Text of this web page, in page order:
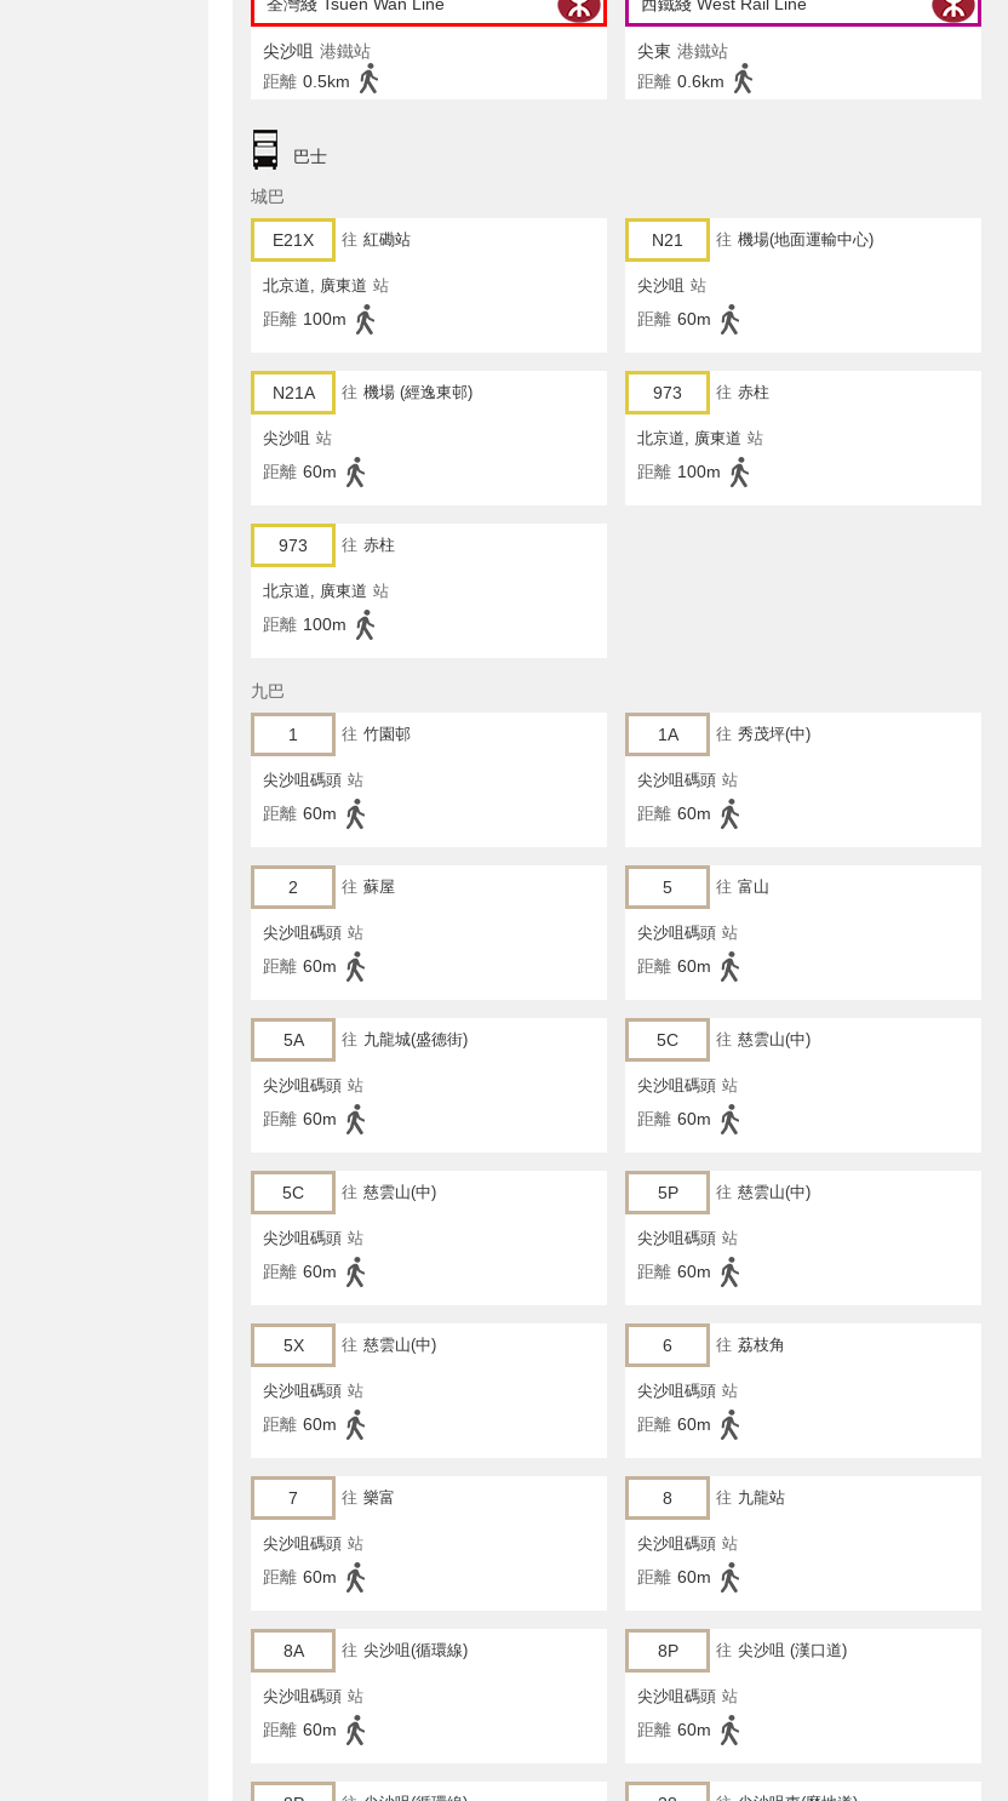
尖沙咀 港鐵站
距離 0.5km
尖東 港鐵站
距離 0.6km
巴士
城巴
E21X 往 紅磡站
北京道, 廣東道 站
距離 100m
N21 往 機場(地面運輸中心)
尖沙咀 站
距離 60m
N21A 往 機場 (經逸東邨)
尖沙咀 站
距離 60m
973 往 赤柱
北京道, 廣東道 站
距離 100m
973 往 赤柱
北京道, 廣東道 站
距離 100m
九巴
1 往 竹園邨
尖沙咀碼頭 站
距離 60m
1A 往 秀茂坪(中)
尖沙咀碼頭 站
距離 60m
2 往 蘇屋
尖沙咀碼頭 站
距離 60m
5 往 富山
尖沙咀碼頭 站
距離 60m
5A 往 九龍城(盛德街)
尖沙咀碼頭 站
距離 60m
5C 往 慈雲山(中)
尖沙咀碼頭 站
距離 60m
5C 往 慈雲山(中)
尖沙咀碼頭 站
距離 60m
5P 往 慈雲山(中)
尖沙咀碼頭 站
距離 60m
5X 往 慈雲山(中)
尖沙咀碼頭 站
距離 60m
6 往 荔枝角
尖沙咀碼頭 站
距離 60m
7 往 樂富
尖沙咀碼頭 站
距離 60m
8 往 九龍站
尖沙咀碼頭 站
距離 60m
8A 往 尖沙咀(循環線)
尖沙咀碼頭 站
距離 60m
8P 往 尖沙咀 (漢口道)
尖沙咀碼頭 站
距離 60m